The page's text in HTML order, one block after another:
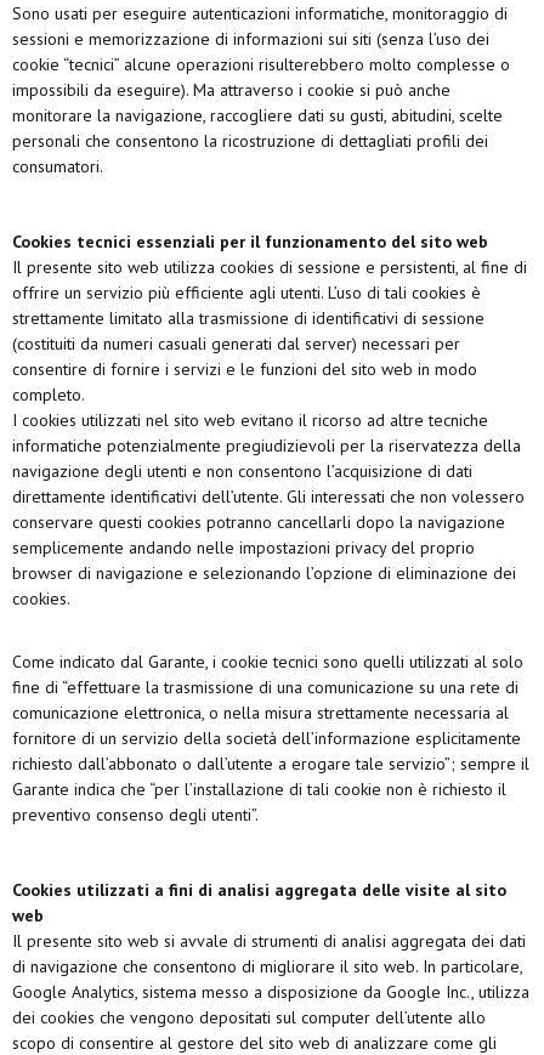
Sono usati per eseguire autenticazioni informatiche, monitoraggio di
sessioni e memorizzazione di informazioni sui siti (senza l’uso dei
cookie “tecnici” alcune operazioni risulterebbero molto complesse o
impossibili da eseguire). Ma attraverso i cookie si può anche
monitorare la navigazione, raccogliere dati su gusti, abitudini, scelte
personali che consentono la ricostruzione di dettagliati profili dei
consumatori.
Cookies tecnici essenziali per il funzionamento del sito web
Il presente sito web utilizza cookies di sessione e persistenti, al fine di
offrire un servizio più efficiente agli utenti. L’uso di tali cookies è
strettamente limitato alla trasmissione di identificativi di sessione
(costituiti da numeri casuali generati dal server) necessari per
consentire di fornire i servizi e le funzioni del sito web in modo
completo.
I cookies utilizzati nel sito web evitano il ricorso ad altre tecniche
informatiche potenzialmente pregiudizievoli per la riservatezza della
navigazione degli utenti e non consentono l’acquisizione di dati
direttamente identificativi dell’utente. Gli interessati che non volessero
conservare questi cookies potranno cancellarli dopo la navigazione
semplicemente andando nelle impostazioni privacy del proprio
browser di navigazione e selezionando l’opzione di eliminazione dei
cookies.
Come indicato dal Garante, i cookie tecnici sono quelli utilizzati al solo
fine di “effettuare la trasmissione di una comunicazione su una rete di
comunicazione elettronica, o nella misura strettamente necessaria al
fornitore di un servizio della società dell’informazione esplicitamente
richiesto dall’abbonato o dall’utente a erogare tale servizio”; sempre il
Garante indica che “per l’installazione di tali cookie non è richiesto il
preventivo consenso degli utenti”.
Cookies utilizzati a fini di analisi aggregata delle visite al sito
web
Il presente sito web si avvale di strumenti di analisi aggregata dei dati
di navigazione che consentono di migliorare il sito web. In particolare,
Google Analytics, sistema messo a disposizione da Google Inc., utilizza
dei cookies che vengono depositati sul computer dell’utente allo
scopo di consentire al gestore del sito web di analizzare come gli